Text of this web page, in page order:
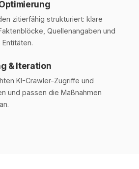
zitierfähig strukturiert: klare
Quellenangaben und
& Iteration
KI-Crawler-Zugriffe und
und passen die Maßnahmen